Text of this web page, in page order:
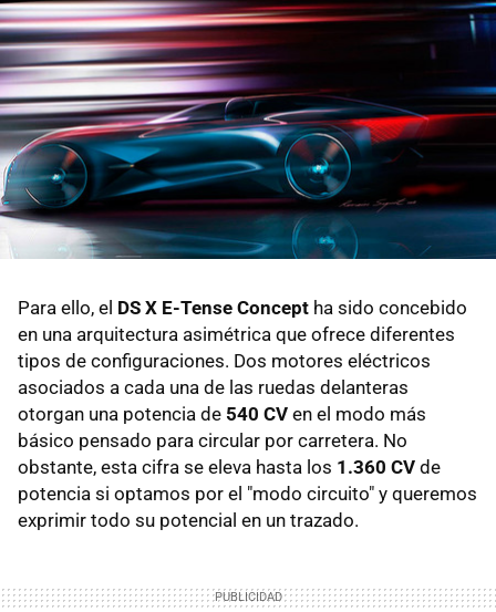
Para ello, el DS X E-Tense Concept ha sido concebido
en una arquitectura asimétrica que ofrece diferentes
tipos de configuraciones. Dos motores eléctricos
asociados a cada una de las ruedas delanteras
otorgan una potencia de 540 CV en el modo más
básico pensado para circular por carretera. No
obstante, esta cifra se eleva hasta los 1.360 CV de
potencia si optamos por el "modo circuito" y queremos
exprimir todo su potencial en un trazado.